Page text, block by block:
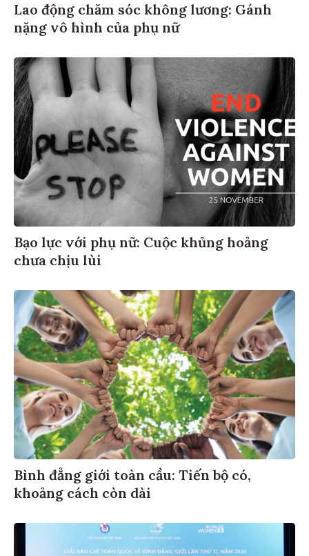
Lao động chăm sóc không lương: Gánh
nặng vô hình của phụ nữ
Bạo lực với phụ nữ: Cuộc khủng hoảng
chưa chịu lùi
Bình đẳng giới toàn cầu: Tiến bộ có,
khoảng cách còn dài